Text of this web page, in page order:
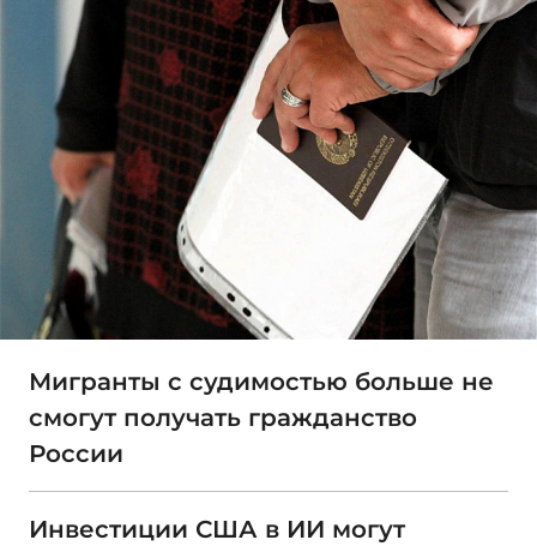
Мигранты с судимостью больше не
смогут получать гражданство
России
Инвестиции США в ИИ могут